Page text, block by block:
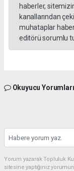
haberler,
kanallarından
muhataplar
editörü sorumlu
Okuyucu Yorumları
Yorum yazarak Topluluk
sitesine yaptığınız